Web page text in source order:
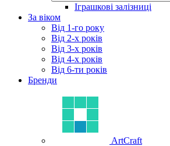
Іграшкові залізниці
За віком
Від 1-го року
Від 2-х років
Від 3-х років
Від 4-х років
Від 6-ти років
Бренди
ArtCraft